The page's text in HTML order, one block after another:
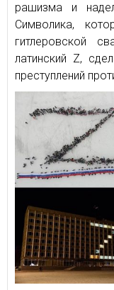
рашизма и
Символика,
гитлеровской
латинский Z,
преступлений